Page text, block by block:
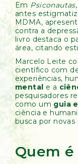
Em Psiconautas
antes
MDMA,
contra a
livro destaca o
área, citando
Marcelo Leite
científico com
experiências,
mental e a
pesquisadores
como um guia
ciência e
busca por novas
Quem